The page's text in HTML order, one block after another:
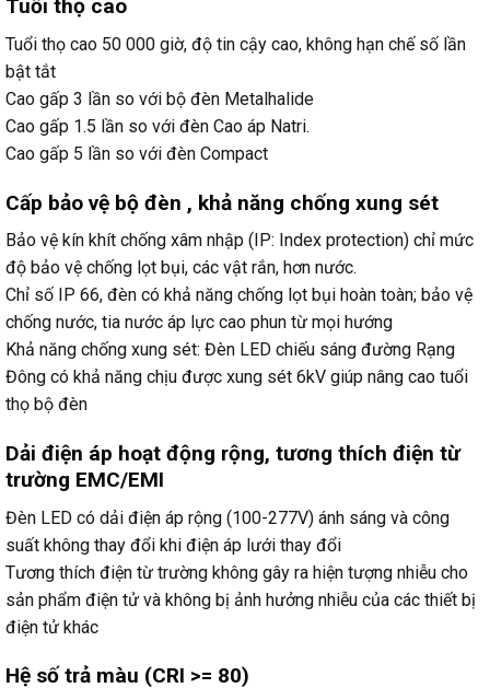
Tuổi thọ cao
Tuổi thọ cao 50 000 giờ, độ tin cậy cao, không hạn chế số lần
bật tắt
Cao gấp 3 lần so với bộ đèn Metalhalide
Cao gấp 1.5 lần so với đèn Cao áp Natri.
Cao gấp 5 lần so với đèn Compact
Cấp bảo vệ bộ đèn , khả năng chống xung sét
Bảo vệ kín khít chống xâm nhập (IP: Index protection) chỉ mức
độ bảo vệ chống lọt bụi, các vật rắn, hơn nước.
Chỉ số IP 66, đèn có khả năng chống lọt bụi hoàn toàn; bảo vệ
chống nước, tia nước áp lực cao phun từ mọi hướng
Khả năng chống xung sét: Đèn LED chiếu sáng đường Rạng
Đông có khả năng chịu được xung sét 6kV giúp nâng cao tuổi
thọ bộ đèn
Dải điện áp hoạt động rộng, tương thích điện từ
trường EMC/EMI
Đèn LED có dải điện áp rộng (100-277V) ánh sáng và công
suất không thay đổi khi điện áp lưới thay đổi
Tương thích điện từ trường không gây ra hiện tượng nhiễu cho
sản phẩm điện tử và không bị ảnh hưởng nhiễu của các thiết bị
điện tử khác
Hệ số trả màu (CRI >= 80)